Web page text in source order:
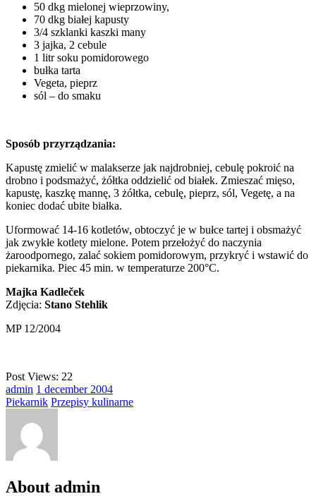
50 dkg mielonej wieprzowiny,
70 dkg białej kapusty
3/4 szklanki kaszki many
3 jajka, 2 cebule
1 litr soku pomido­ro­wego
bułka tarta
Vegeta, pieprz
sól – do smaku
Sposób przyrządzania:
Kapustę zmielić w malakserze jak najdrobniej, cebulę pokroić na
drobno i podsmażyć, żółtka oddzielić od białek. Zmieszać mięso,
kapustę, kaszkę mannę, 3 żółtka, cebulę, pieprz, sól, Vegetę, a na
koniec dodać ubite białka.
Uformować 14-16 kotletów, obtoczyć je w bułce tartej i obsmażyć
jak zwykłe kotlety mielone. Potem przeło­żyć do naczynia
żaroodpornego, zalać sokiem pomidorowym, przykryć i wstawić do
piekarnika. Piec 45 min. w temperaturze 200°C.
Majka Kadleček
Zdjęcia: Stano Stehlik
MP 12/2004
Post Views: 22
admin 1 december2004
Piekarnik Przepisy kulinarne
About admin